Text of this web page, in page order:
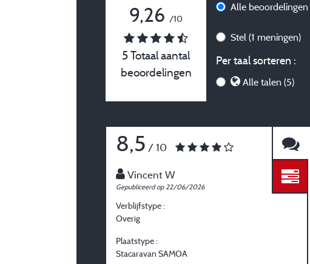
9,26 /10
5 Totaal aantal
beoordelingen
Alle beoordelingen
Stel (1 meningen)
Per taal sorteren :
Alle talen (5)
8,5 / 10
Vincent W
Gepubliceerd op 22/06/2026
Verblijfstype :
Overig
Plaatstype :
Stacaravan SAMOA